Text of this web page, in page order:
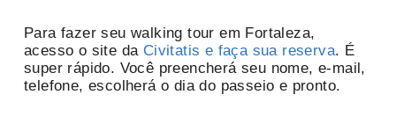
Para fazer seu walking tour em Fortaleza,
acesso o site da Civitatis e faça sua reserva. É
super rápido. Você preencherá seu nome, e-mail,
telefone, escolherá o dia do passeio e pronto.